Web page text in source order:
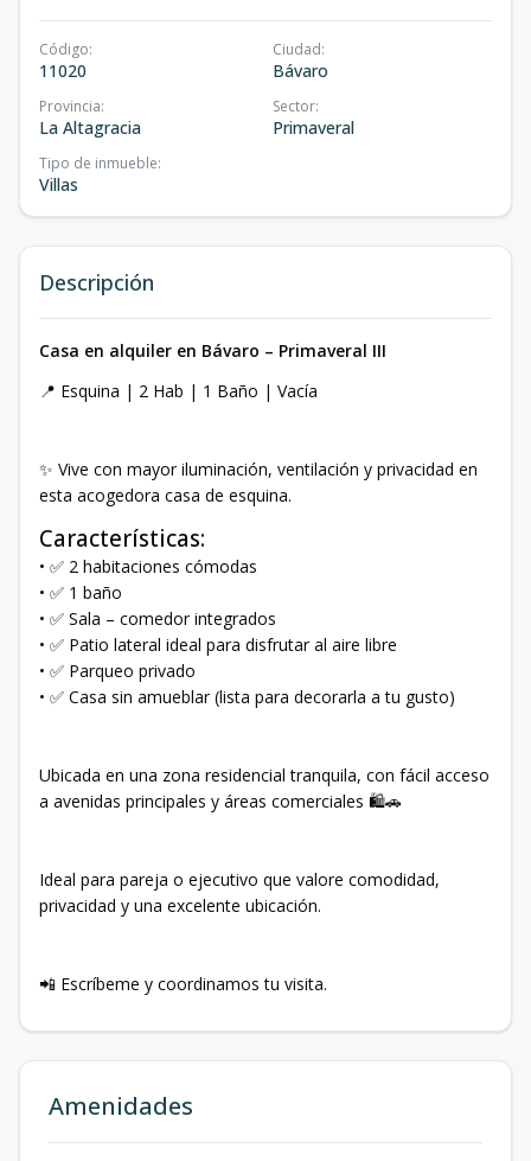
Código:
11020
Ciudad:
Bávaro
Provincia:
La Altagracia
Sector:
Primaveral
Tipo de inmueble:
Villas
Descripción
Casa en alquiler en Bávaro – Primaveral III
📍 Esquina | 2 Hab | 1 Baño | Vacía
✨ Vive con mayor iluminación, ventilación y privacidad en
esta acogedora casa de esquina.
Características:
• ✅ 2 habitaciones cómodas
• ✅ 1 baño
• ✅ Sala – comedor integrados
• ✅ Patio lateral ideal para disfrutar al aire libre
• ✅ Parqueo privado
• ✅ Casa sin amueblar (lista para decorarla a tu gusto)
Ubicada en una zona residencial tranquila, con fácil acceso
a avenidas principales y áreas comerciales 🛍️🚗
Ideal para pareja o ejecutivo que valore comodidad,
privacidad y una excelente ubicación.
📲 Escríbeme y coordinamos tu visita.
Amenidades